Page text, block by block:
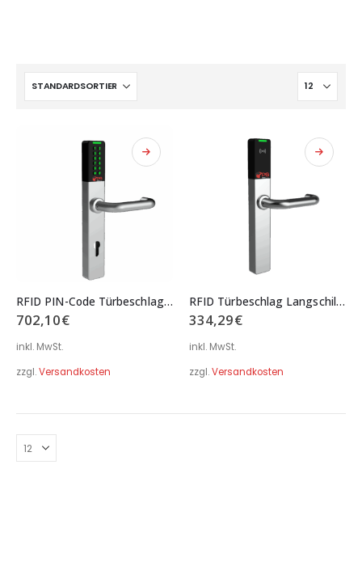
RFID PIN-Code Türbeschlag Langschild eckig schmal Serie B02 Typ 081
702,10€
inkl. MwSt.
zzgl.Versandkosten
RFID Türbeschlag Langschild eckig schmal Serie B02 Typ 080
334,29€
inkl. MwSt.
zzgl.Versandkosten